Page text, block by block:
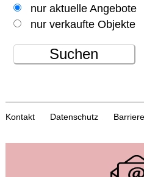
nur aktuelle Angebote
nur verkaufte Objekte
Suchen
Kontakt Datenschutz